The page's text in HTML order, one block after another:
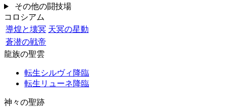
その他の闘技場
コロシアム
導煌と壊冥 天冥の星動
蒼潜の戦帝
龍族の聖雲
転生シルヴィ降臨
転生リューネ降臨
神々の聖跡